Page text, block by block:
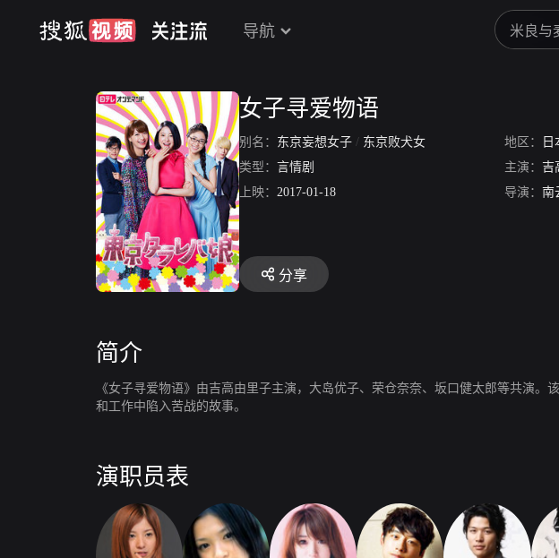
导航
女子寻爱物语
别名： 东京妄想女子 / 东京败犬女 地区：
日
类型： 言情剧 主演： 吉
上映： 2017-01-18 导演： 南
分享
简介
《女子寻爱物语》由吉高由里子主演，大岛优子、荣仓奈奈、坂口健太郎等共演
和工作中陷入苦战的故事。
演职员表